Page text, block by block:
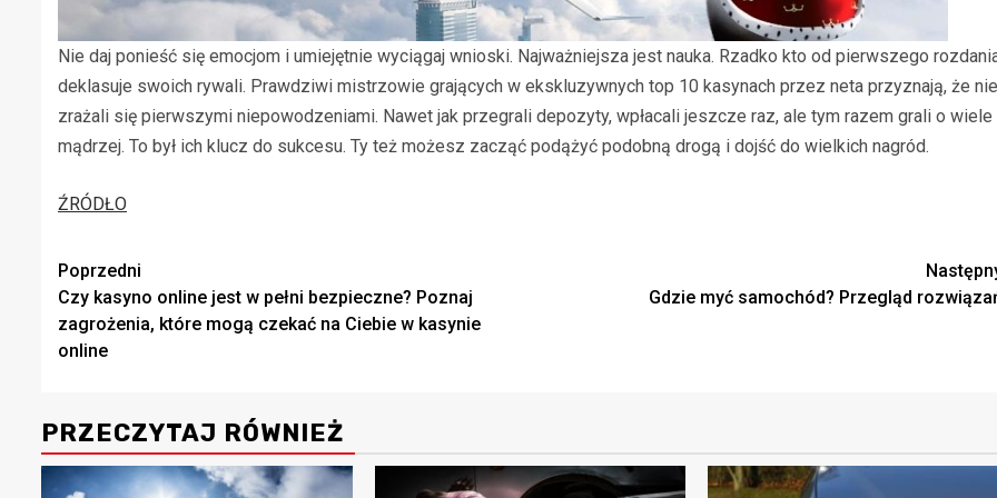
Nie daj ponieść się emocjom i umiejętnie wyciągaj wnioski. Najważniejsza jest nauka. Rzadko kto od pierwszego
deklasuje swoich rywali. Prawdziwi mistrzowie grających w ekskluzywnych top 10 kasynach przez neta przyznają, że nie
zrażali się pierwszymi niepowodzeniami. Nawet jak przegrali depozyty, wpłacali jeszcze raz, ale tym razem grali o wiele
mądrzej. To był ich klucz do sukcesu. Ty też możesz zacząć podążyć podobną drogą i dojść do wielkich nagród.
ŹRÓDŁO
Zobacz
wpisy
Poprzedni
Czy kasyno online jest w pełni bezpieczne? Poznaj
zagrożenia, które mogą czekać na Ciebie w kasynie
online
Gdzie myć samochód? Przegląd
PRZECZYTAJ RÓWNIEŻ